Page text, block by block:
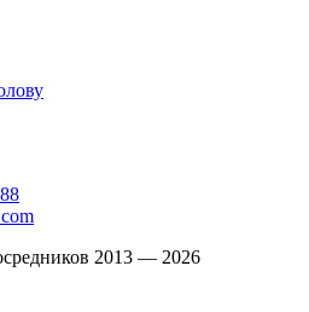
2013 — 2026